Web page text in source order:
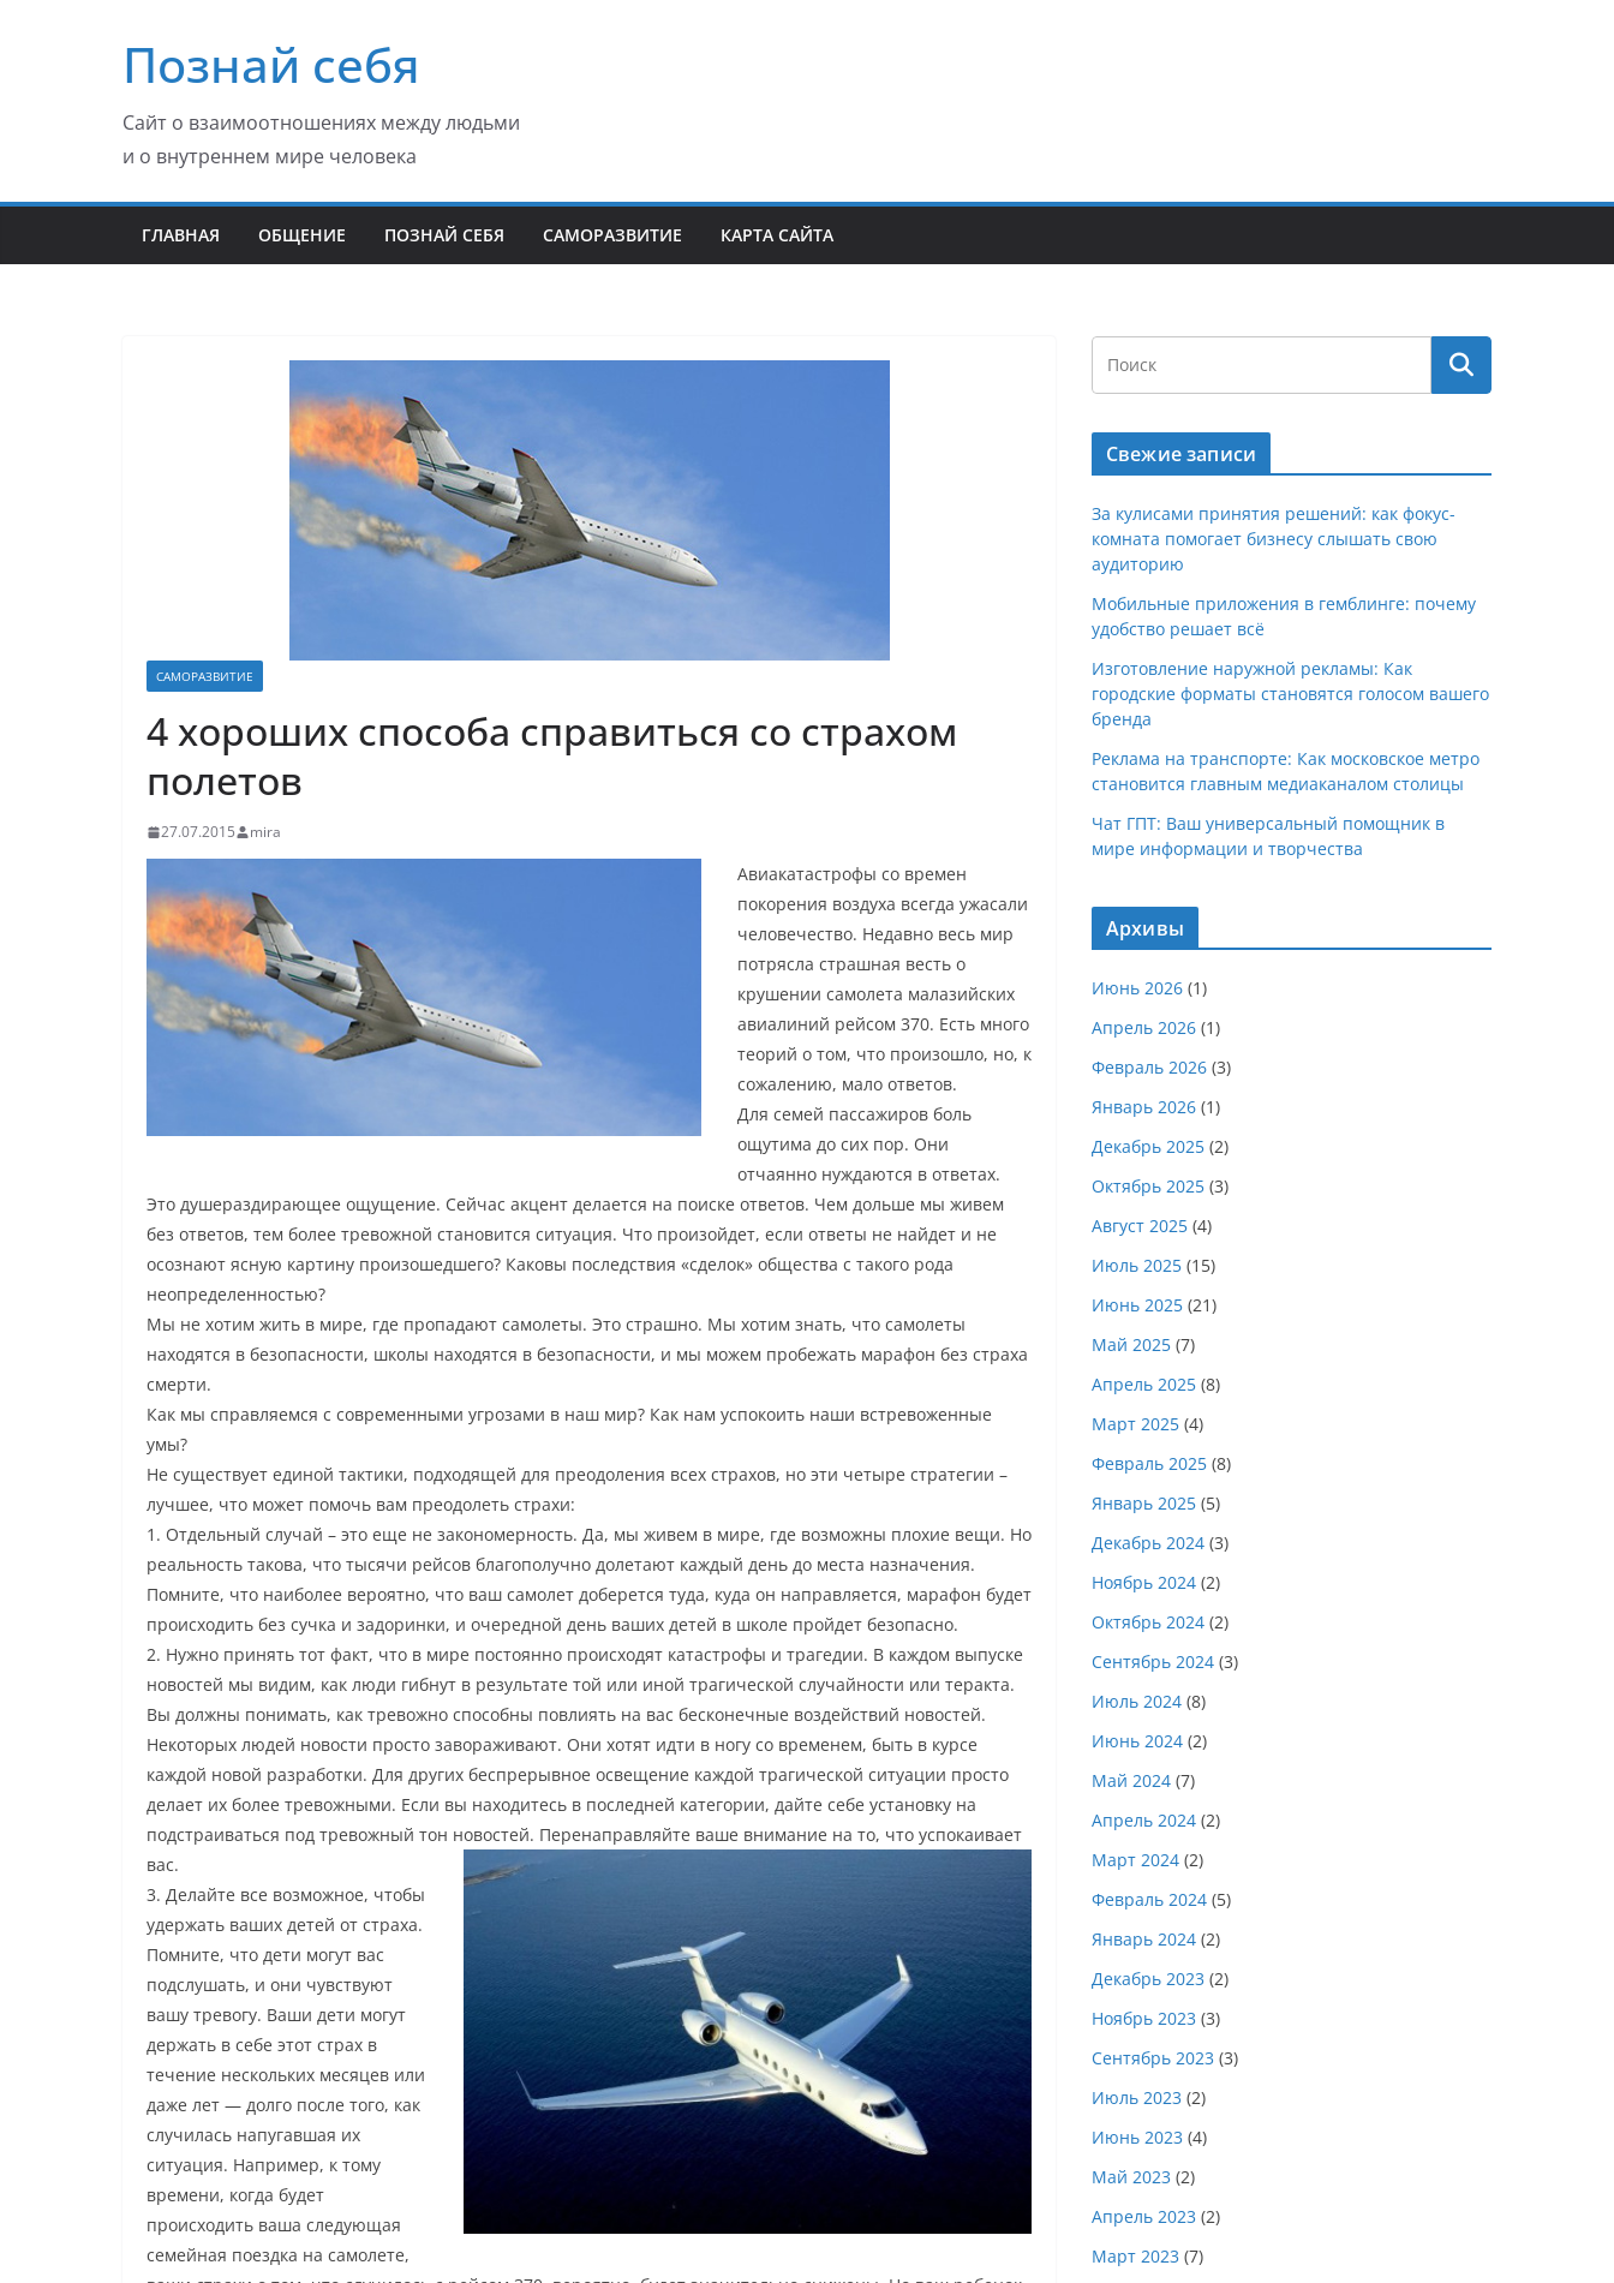
содержимомуПознай себя
Сайт о взаимоотношениях между людьми
и о внутреннем мире человека
ГЛАВНАЯ ОБЩЕНИЕ ПОЗНАЙ СЕБЯ САМОРАЗВИТИЕ КАРТА САЙТА
САМОРАЗВИТИЕ
4 хороших способа справиться со страхом
полетов
27.07.2015 mira
Авиакатастрофы со времен
покорения воздуха всегда ужасали
человечество. Недавно весь мир
потрясла страшная весть о
крушении самолета малазийских
авиалиний рейсом 370. Есть много
теорий о том, что произошло, но, к
сожалению, мало ответов.
Для семей пассажиров боль
ощутима до сих пор. Они
отчаянно нуждаются в ответах.
Это душераздирающее ощущение. Сейчас акцент делается на поиске ответов. Чем дольше мы живем
без ответов, тем более тревожной становится ситуация. Что произойдет, если ответы не найдет и не
осознают ясную картину произошедшего? Каковы последствия «сделок» общества с такого рода
неопределенностью?
Мы не хотим жить в мире, где пропадают самолеты. Это страшно. Мы хотим знать, что самолеты
находятся в безопасности, школы находятся в безопасности, и мы можем пробежать марафон без страха
смерти.
Как мы справляемся с современными угрозами в наш мир? Как нам успокоить наши встревоженные
умы?
Не существует единой тактики, подходящей для преодоления всех страхов, но эти четыре стратегии –
лучшее, что может помочь вам преодолеть страхи:
1. Отдельный случай – это еще не закономерность. Да, мы живем в мире, где возможны плохие вещи. Но
реальность такова, что тысячи рейсов благополучно долетают каждый день до места назначения.
Помните, что наиболее вероятно, что ваш самолет доберется туда, куда он направляется, марафон будет
происходить без сучка и задоринки, и очередной день ваших детей в школе пройдет безопасно.
2. Нужно принять тот факт, что в мире постоянно происходят катастрофы и трагедии. В каждом выпуске
новостей мы видим, как люди гибнут в результате той или иной трагической случайности или теракта.
Вы должны понимать, как тревожно способны повлиять на вас бесконечные воздействий новостей.
Некоторых людей новости просто завораживают. Они хотят идти в ногу со временем, быть в курсе
каждой новой разработки. Для других беспрерывное освещение каждой трагической ситуации просто
делает их более тревожными. Если вы находитесь в последней категории, дайте себе установку на
подстраиваться под тревожный тон новостей. Перенаправляйте ваше внимание на то, что успокаивает
вас.
3. Делайте все возможное, чтобы
удержать ваших детей от страха.
Помните, что дети могут вас
подслушать, и они чувствуют
вашу тревогу. Ваши дети могут
держать в себе этот страх в
течение нескольких месяцев или
даже лет — долго после того, как
случилась напугавшая их
ситуация. Например, к тому
времени, когда будет
происходить ваша следующая
семейная поездка на самолете,
Свежие записи
За кулисами принятия решений: как фокус-
комната помогает бизнесу слышать свою
аудиторию
Мобильные приложения в гемблинге: почему
удобство решает всё
Изготовление наружной рекламы: Как
городские форматы становятся голосом вашего
бренда
Реклама на транспорте: Как московское метро
становится главным медиаканалом столицы
Чат ГПТ: Ваш универсальный помощник в
мире информации и творчества
Архивы
Июнь 2026 (1)
Апрель 2026 (1)
Февраль 2026 (3)
Январь 2026 (1)
Декабрь 2025 (2)
Октябрь 2025 (3)
Август 2025 (4)
Июль 2025 (15)
Июнь 2025 (21)
Май 2025 (7)
Апрель 2025 (8)
Март 2025 (4)
Февраль 2025 (8)
Январь 2025 (5)
Декабрь 2024 (3)
Ноябрь 2024 (2)
Октябрь 2024 (2)
Сентябрь 2024 (3)
Июль 2024 (8)
Июнь 2024 (2)
Май 2024 (7)
Апрель 2024 (2)
Март 2024 (2)
Февраль 2024 (5)
Январь 2024 (2)
Декабрь 2023 (2)
Ноябрь 2023 (3)
Сентябрь 2023 (3)
Июль 2023 (2)
Июнь 2023 (4)
Май 2023 (2)
Апрель 2023 (2)
Март 2023 (7)